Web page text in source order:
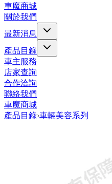
車魔商城
關於我們
最新消息
產品目錄
車主服務
店家查詢
合作洽詢
聯絡我們
車魔商城
產品目錄›車輛美容系列